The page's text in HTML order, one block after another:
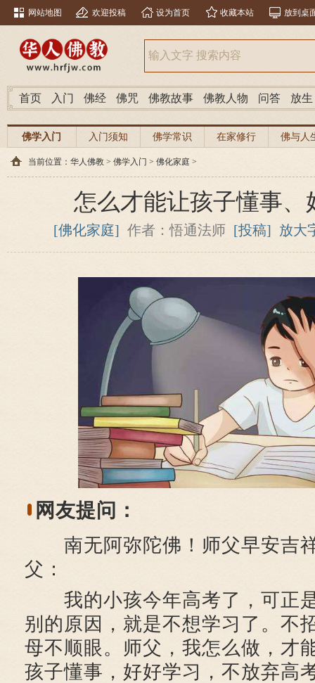
网站地图 欢迎投稿 设为首页 收藏本站 放到桌
首页 入门 佛经 佛咒 佛教故事 佛教人物 问答 放生
佛学入门 入门须知 佛学常识 在家修行 佛与人
当前位置： 华人佛教 > 佛学入门 > 佛化家庭 >
怎么才能让孩子懂事、
[佛化家庭] 作者：悟通法师 [投稿] 放大
网友提问：
南无阿弥陀佛！师父早安吉
父：
我的小孩今年高考了，可正
别的原因，就是不想学习了。不
母不顺眼。师父，我怎么做，才
孩子懂事，好好学习，不放弃高